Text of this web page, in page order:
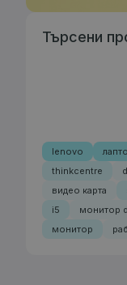
Търсени
lenovo
thinkcentre
видео карта
i5
монитор
монитор